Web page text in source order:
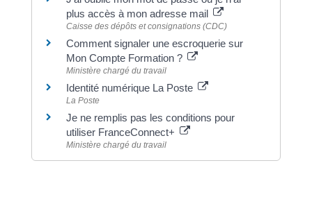
plus accès à mon adresse mail
Caisse des dépôts et consignations (CDC)
Comment signaler une escroquerie sur
Mon Compte Formation ?
Ministère chargé du travail
Identité numérique La Poste
La Poste
Je ne remplis pas les conditions pour
utiliser FranceConnect+
Ministère chargé du travail